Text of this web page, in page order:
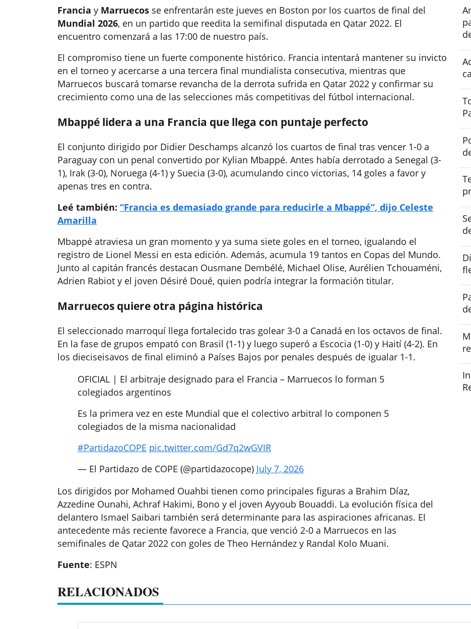
Francia y Marruecos se enfrentarán este jueves en Boston por los cuartos de final del
Mundial 2026, en un partido que reedita la semifinal disputada en Qatar 2022. El
encuentro comenzará a las 17:00 de nuestro país.
El compromiso tiene un fuerte componente histórico. Francia intentará mantener su invicto
en el torneo y acercarse a una tercera final mundialista consecutiva, mientras que
Marruecos buscará tomarse revancha de la derrota sufrida en Qatar 2022 y confirmar su
crecimiento como una de las selecciones más competitivas del fútbol internacional.
Mbappé lidera a una Francia que llega con puntaje perfecto
El conjunto dirigido por Didier Deschamps alcanzó los cuartos de final tras vencer 1-0 a
Paraguay con un penal convertido por Kylian Mbappé. Antes había derrotado a Senegal (3-
1), Irak (3-0), Noruega (4-1) y Suecia (3-0), acumulando cinco victorias, 14 goles a favor y
apenas tres en contra.
Leé también: “Francia es demasiado grande para reducirle a Mbappé”, dijo Celeste
Amarilla
Mbappé atraviesa un gran momento y ya suma siete goles en el torneo, igualando el
registro de Lionel Messi en esta edición. Además, acumula 19 tantos en Copas del Mundo.
Junto al capitán francés destacan Ousmane Dembélé, Michael Olise, Aurélien Tchouaméni,
Adrien Rabiot y el joven Désiré Doué, quien podría integrar la formación titular.
Marruecos quiere otra página histórica
El seleccionado marroquí llega fortalecido tras golear 3-0 a Canadá en los octavos de final.
En la fase de grupos empató con Brasil (1-1) y luego superó a Escocia (1-0) y Haití (4-2). En
los dieciseisavos de final eliminó a Países Bajos por penales después de igualar 1-1.
OFICIAL | El arbitraje designado para el Francia – Marruecos lo forman 5
colegiados argentinos
Es la primera vez en este Mundial que el colectivo arbitral lo componen 5
colegiados de la misma nacionalidad
#PartidazoCOPE pic.twitter.com/Gd7q2wGVIR
— El Partidazo de COPE (@partidazocope) July 7, 2026
Los dirigidos por Mohamed Ouahbi tienen como principales figuras a Brahim Díaz,
Azzedine Ounahi, Achraf Hakimi, Bono y el joven Ayyoub Bouaddi. La evolución física del
delantero Ismael Saibari también será determinante para las aspiraciones africanas. El
antecedente más reciente favorece a Francia, que venció 2-0 a Marruecos en las
semifinales de Qatar 2022 con goles de Theo Hernández y Randal Kolo Muani.
Fuente: ESPN
RELACIONADOS